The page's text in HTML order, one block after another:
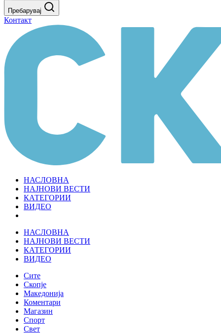
Пребарувај
Контакт
НАСЛОВНА
НАЈНОВИ ВЕСТИ
КАТЕГОРИИ
ВИДЕО
НАСЛОВНА
НАЈНОВИ ВЕСТИ
КАТЕГОРИИ
ВИДЕО
Сите
Скопје
Македонија
Коментари
Магазин
Спорт
Свет